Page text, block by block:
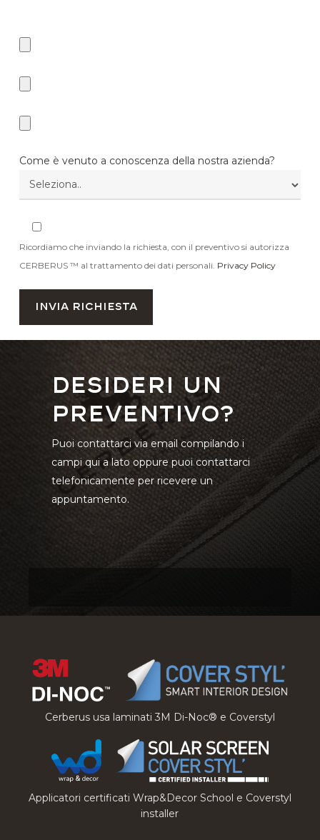
Come è venuto a conoscenza della nostra azienda?
Ricordiamo che inviando la richiesta, con il preventivo si autorizza
CERBERUS ™ al trattamento dei dati personali. Privacy Policy
Desideri un
preventivo?
Puoi contattarci via email compilando i
campi qui a lato oppure puoi contattarci
telefonicamente per ricevere un
appuntamento.
Cerberus usa laminati 3M Di-Noc® e Coverstyl
Applicatori certificati Wrap&Decor School e Coverstyl
installer